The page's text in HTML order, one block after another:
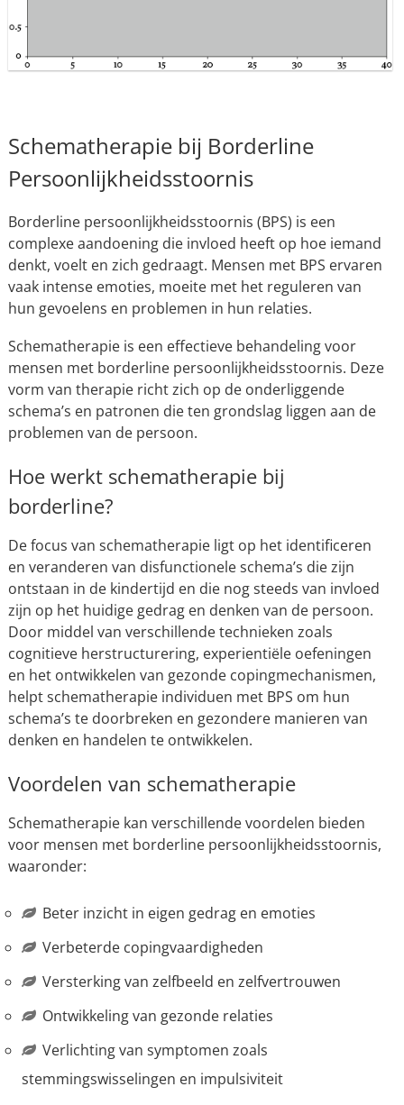
Schematherapie bij Borderline
Persoonlijkheidsstoornis
Borderline persoonlijkheidsstoornis (BPS) is een
complexe aandoening die invloed heeft op hoe iemand
denkt, voelt en zich gedraagt. Mensen met BPS ervaren
vaak intense emoties, moeite met het reguleren van
hun gevoelens en problemen in hun relaties.
Schematherapie is een effectieve behandeling voor
mensen met borderline persoonlijkheidsstoornis. Deze
vorm van therapie richt zich op de onderliggende
schema’s en patronen die ten grondslag liggen aan de
problemen van de persoon.
Hoe werkt schematherapie bij
borderline?
De focus van schematherapie ligt op het identificeren
en veranderen van disfunctionele schema’s die zijn
ontstaan in de kindertijd en die nog steeds van invloed
zijn op het huidige gedrag en denken van de persoon.
Door middel van verschillende technieken zoals
cognitieve herstructurering, experientiële oefeningen
en het ontwikkelen van gezonde copingmechanismen,
helpt schematherapie individuen met BPS om hun
schema’s te doorbreken en gezondere manieren van
denken en handelen te ontwikkelen.
Voordelen van schematherapie
Schematherapie kan verschillende voordelen bieden
voor mensen met borderline persoonlijkheidsstoornis,
waaronder:
Beter inzicht in eigen gedrag en emoties
Verbeterde copingvaardigheden
Versterking van zelfbeeld en zelfvertrouwen
Ontwikkeling van gezonde relaties
Verlichting van symptomen zoals
stemmingswisselingen en impulsiviteit